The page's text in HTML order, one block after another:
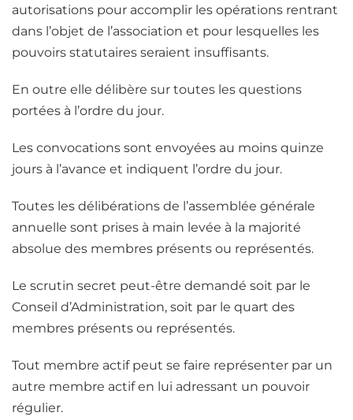
autorisations pour accomplir les opérations rentrant
dans l’objet de l’association et pour lesquelles les
pouvoirs statutaires seraient insuffisants.
En outre elle délibère sur toutes les questions
portées à l’ordre du jour.
Les convocations sont envoyées au moins quinze
jours à l’avance et indiquent l’ordre du jour.
Toutes les délibérations de l’assemblée générale
annuelle sont prises à main levée à la majorité
absolue des membres présents ou représentés.
Le scrutin secret peut-être demandé soit par le
Conseil d’Administration, soit par le quart des
membres présents ou représentés.
Tout membre actif peut se faire représenter par un
autre membre actif en lui adressant un pouvoir
régulier.